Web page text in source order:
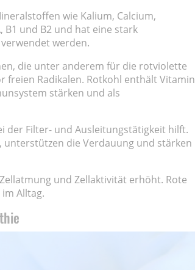
wie Kalium, Calcium,
B1 und B2 und hat eine stark
werden.
die unter anderem für die rotviolette
freien Radikalen. Rotkohl enthält Vitamin
stärken und als
der Filter- und Ausleitungstätigkeit hilft.
die Verdauung und stärken
und Zellaktivität erhöht. Rote
Alltag.